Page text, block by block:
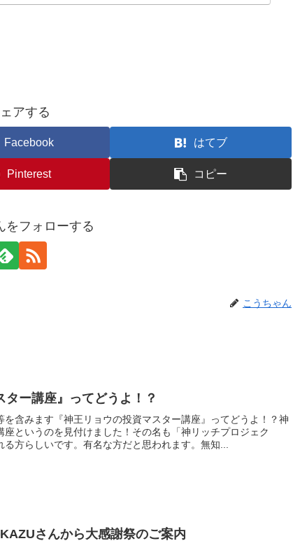
アする
Facebook はてブ
Pinterest コピー
をフォローする
こうちゃん
ター講座』ってどうよ！？
を含みます『神王リョウの投資マスター講座』ってどうよ！？神
というのを見付けました！その名も「神リッチプロジェク
る方らしいです。有名な方だと思われます。無知...
さんから大感謝祭のご案内